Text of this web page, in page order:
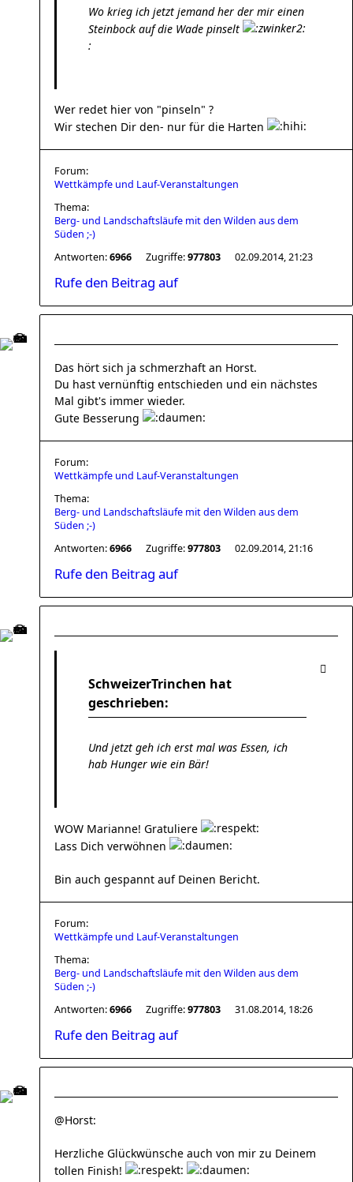
Wo krieg ich jetzt jemand her der mir einen
Steinbock auf die Wade pinselt
:
Wer redet hier von "pinseln" ?
Wir stechen Dir den- nur für die Harten
Forum:
Wettkämpfe und Lauf-Veranstaltungen
Thema:
Berg- und Landschaftsläufe mit den Wilden aus dem
Süden ;-)
Antworten:6966 Zugriffe:977803 02.09.2014, 21:23
Rufe den Beitrag auf
Das hört sich ja schmerzhaft an Horst.
Du hast vernünftig entschieden und ein nächstes
Mal gibt's immer wieder.
Gute Besserung
Forum:
Wettkämpfe und Lauf-Veranstaltungen
Thema:
Berg- und Landschaftsläufe mit den Wilden aus dem
Süden ;-)
Antworten:6966 Zugriffe:977803 02.09.2014, 21:16
Rufe den Beitrag auf
SchweizerTrinchen hat
geschrieben:
Und jetzt geh ich erst mal was Essen, ich
hab Hunger wie ein Bär!
WOW Marianne! Gratuliere
Lass Dich verwöhnen
Bin auch gespannt auf Deinen Bericht.
Forum:
Wettkämpfe und Lauf-Veranstaltungen
Thema:
Berg- und Landschaftsläufe mit den Wilden aus dem
Süden ;-)
Antworten:6966 Zugriffe:977803 31.08.2014, 18:26
Rufe den Beitrag auf
@Horst:
Herzliche Glückwünsche auch von mir zu Deinem
tollen Finish!